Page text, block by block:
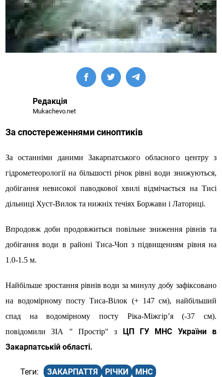
Редакція
Mukachevo.net
За спостереженнями синоптиків
За останніми даними Закарпатського обласного центру з
гідрометеорології на більшості річок рівні води знижуються,
добігання невисокої паводкової хвилі відмічається на Тисі
дільниці Хуст-Вилок та нижніх течіях Боржави і Латориці.
Впродовж доби продовжиться повільне зниження рівнів та
добігання води в районі Тиса-Чоп з підвищенням рівня на
1.0-1.5 м.
Найбільше зростання рівнів води за минулу добу зафіксовано
на водомірному посту Тиса-Вілок (+ 147 см), найбільший
спад на водомірному посту Ріка-Міжгір’я (-37 см).
повідомили ЗІА " Простір" з
ЦП ГУ МНС України в
Закарпатській області.
ЗАКАРПАТТЯ РІЧКИ МНС